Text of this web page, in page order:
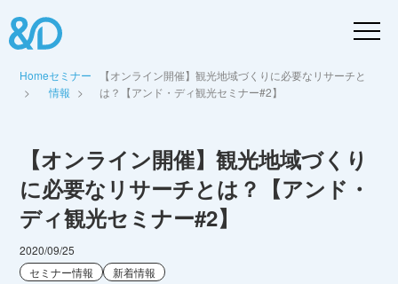
Homeセミナー
情報
【オンライン開催】観光地域づくりに必要なリサーチと
は？【アンド・ディ観光セミナー#2】
【オンライン開催】観光地域づくり
に必要なリサーチとは？【アンド・
ディ観光セミナー#2】
2020/09/25
セミナー情報
新着情報